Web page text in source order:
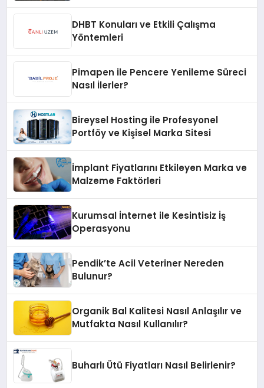
DHBT Konuları ve Etkili Çalışma
Yöntemleri
Pimapen ile Pencere Yenileme Süreci
Nasıl İlerler?
Bireysel Hosting ile Profesyonel
Portföy ve Kişisel Marka Sitesi
İmplant Fiyatlarını Etkileyen Marka ve
Malzeme Faktörleri
Kurumsal İnternet ile Kesintisiz İş
Operasyonu
Pendik’te Acil Veteriner Nereden
Bulunur?
Organik Bal Kalitesi Nasıl Anlaşılır ve
Mutfakta Nasıl Kullanılır?
Buharlı Ütü Fiyatları Nasıl Belirlenir?